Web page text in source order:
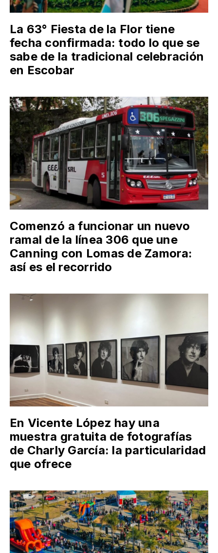
La 63° Fiesta de la Flor tiene
fecha confirmada: todo lo que se
sabe de la tradicional celebración
en Escobar
Comenzó a funcionar un nuevo
ramal de la línea 306 que une
Canning con Lomas de Zamora:
así es el recorrido
En Vicente López hay una
muestra gratuita de fotografías
de Charly García: la particularidad
que ofrece